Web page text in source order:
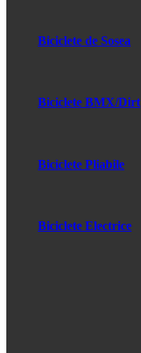
Biciclete de Sosea
Biciclete BMX/Dirt
Biciclete Pliabile
Biciclete Electrice